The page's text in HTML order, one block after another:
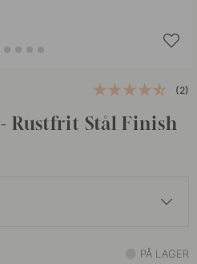
(2)
Rustfrit Stål Finish
På lager
PÅ LAGER